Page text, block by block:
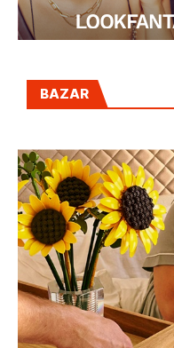
BAZAR